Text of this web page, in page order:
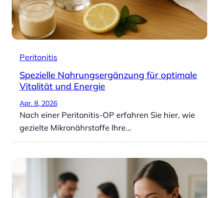
Peritonitis
Spezielle Nahrungsergänzung für optimale
Vitalität und Energie
Apr. 8, 2026
Nach einer Peritonitis-OP erfahren Sie hier, wie
gezielte Mikronährstoffe Ihre…